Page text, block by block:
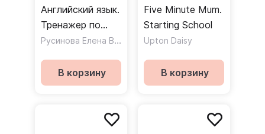
Английский язык.
Тренажер по
письму для
Русинова Елена Васильевна
В корзину
Five Minute Mum.
Starting School
Upton Daisy
В корзину